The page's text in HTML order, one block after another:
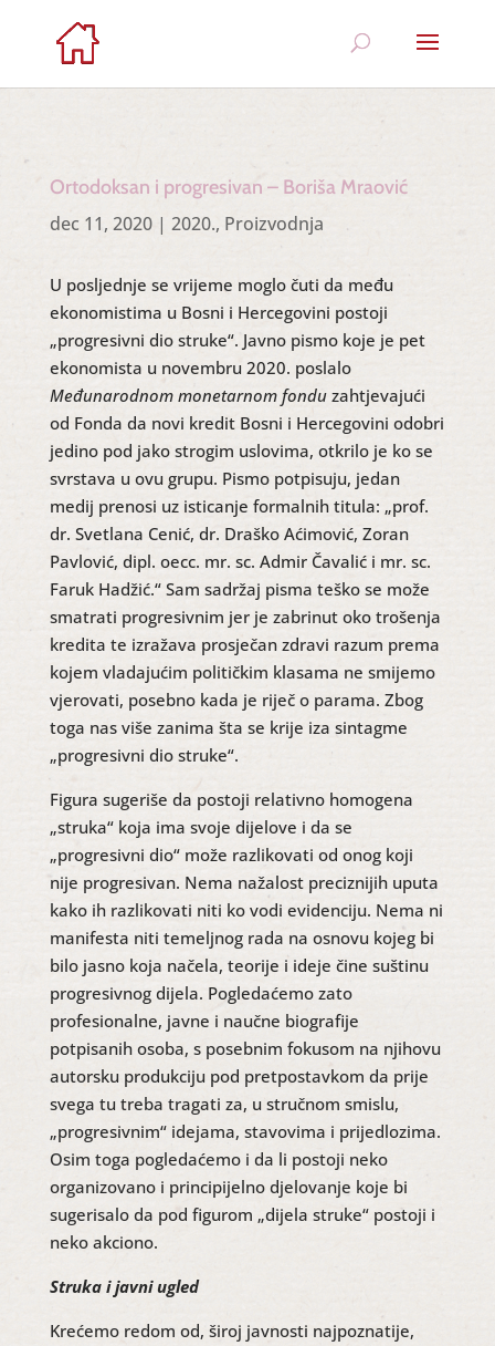
Ortodoksan i progresivan – Boriša Mraović
dec 11, 2020| 2020., Proizvodnja
U posljednje se vrijeme moglo čuti da među
ekonomistima u Bosni i Hercegovini postoji
„progresivni dio struke“. Javno pismo koje je pet
ekonomista u novembru 2020. poslalo
Međunarodnom monetarnom fondu zahtjevajući
od Fonda da novi kredit Bosni i Hercegovini odobri
jedino pod jako strogim uslovima, otkrilo je ko se
svrstava u ovu grupu. Pismo potpisuju, jedan
medij prenosi uz isticanje formalnih titula: „prof.
dr. Svetlana Cenić, dr. Draško Aćimović, Zoran
Pavlović, dipl. oecc. mr. sc. Admir Čavalić i mr. sc.
Faruk Hadžić.“ Sam sadržaj pisma teško se može
smatrati progresivnim jer je zabrinut oko trošenja
kredita te izražava prosječan zdravi razum prema
kojem vladajućim političkim klasama ne smijemo
vjerovati, posebno kada je riječ o parama. Zbog
toga nas više zanima šta se krije iza sintagme
„progresivni dio struke“.
Figura sugeriše da postoji relativno homogena
„struka“ koja ima svoje dijelove i da se
„progresivni dio“ može razlikovati od onog koji
nije progresivan. Nema nažalost preciznijih uputa
kako ih razlikovati niti ko vodi evidenciju. Nema ni
manifesta niti temeljnog rada na osnovu kojeg bi
bilo jasno koja načela, teorije i ideje čine suštinu
progresivnog dijela. Pogledaćemo zato
profesionalne, javne i naučne biografije
potpisanih osoba, s posebnim fokusom na njihovu
autorsku produkciju pod pretpostavkom da prije
svega tu treba tragati za, u stručnom smislu,
„progresivnim“ idejama, stavovima i prijedlozima.
Osim toga pogledaćemo i da li postoji neko
organizovano i principijelno djelovanje koje bi
sugerisalo da pod figurom „dijela struke“ postoji i
neko akciono.
Struka i javni ugled
Krećemo redom od, široj javnosti najpoznatije,